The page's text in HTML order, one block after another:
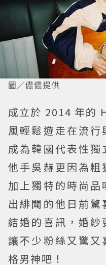
圖／儂儂提供
成立於 2014 年的
風輕鬆遊走在流
成為韓國代表性
他手吳赫更因為粗
加上獨特的時尚
出緋聞的他日前
結婚的喜訊，婚紗
讓不少粉絲又驚又
格男神吧！